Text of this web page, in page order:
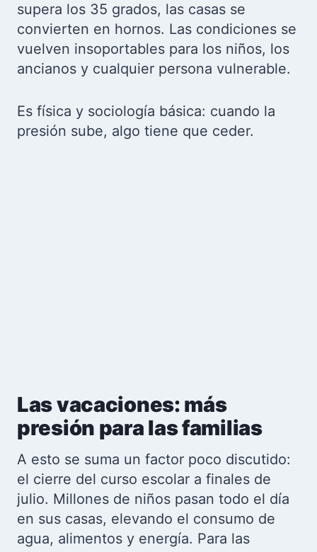
supera los 35 grados, las casas se
convierten en hornos. Las condiciones se
vuelven insoportables para los niños, los
ancianos y cualquier persona vulnerable.
Es física y sociología básica: cuando la
presión sube, algo tiene que ceder.
Las vacaciones: más
presión para las familias
A esto se suma un factor poco discutido:
el cierre del curso escolar a finales de
julio. Millones de niños pasan todo el día
en sus casas, elevando el consumo de
agua, alimentos y energía. Para las